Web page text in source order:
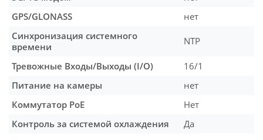
GPS/GLONASS
нет
Синхронизация системного
времени
NTP
Тревожные Входы/Выходы (I/O)
16/1
Питание на камеры
нет
Коммутатор PoE
Нет
Контроль за системой охлаждения
Да